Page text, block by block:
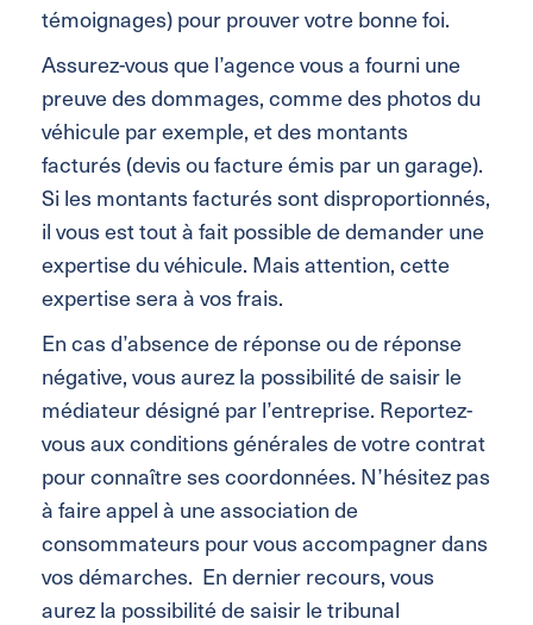
témoignages) pour prouver votre bonne foi.
Assurez-vous que l’agence vous a fourni une
preuve des dommages, comme des photos du
véhicule par exemple, et des montants
facturés (devis ou facture émis par un garage).
Si les montants facturés sont disproportionnés,
il vous est tout à fait possible de demander une
expertise du véhicule. Mais attention, cette
expertise sera à vos frais.
En cas d’absence de réponse ou de réponse
négative, vous aurez la possibilité de saisir le
médiateur désigné par l’entreprise. Reportez-
vous aux conditions générales de votre contrat
pour connaître ses coordonnées. N’hésitez pas
à faire appel à une association de
consommateurs pour vous accompagner dans
vos démarches. En dernier recours, vous
aurez la possibilité de saisir le tribunal